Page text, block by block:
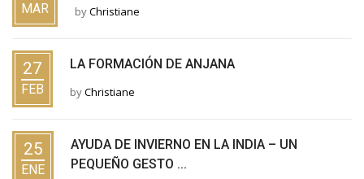
MAR byChristiane
27
FEB
LA FORMACIÓN DE ANJANA
byChristiane
25
ENE
AYUDA DE INVIERNO EN LA INDIA – UN
PEQUEÑO GESTO ...